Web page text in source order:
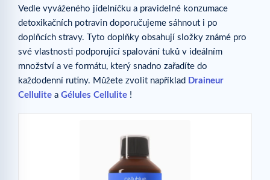
Vedle vyváženého jídelníčku a pravidelné konzumace
detoxikačních potravin doporučujeme sáhnout i po
doplňcích stravy. Tyto doplňky obsahují složky známé pro
své vlastnosti podporující spalování tuků v ideálním
množství a ve formátu, který snadno zařadíte do
každodenní rutiny. Můžete zvolit například Draineur
Cellulite a Gélules Cellulite !